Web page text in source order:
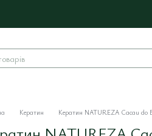
Кератин Кератин NATUREZA Cacau do